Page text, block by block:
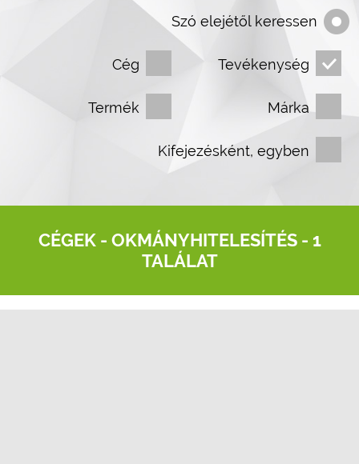
Szó elejétől keressen
Cég Tevékenység
Termék Márka
Kifejezésként, egyben
CÉGEK - OKMÁNYHITELESÍTÉS- 1
TALÁLAT